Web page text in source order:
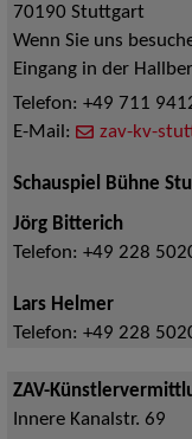
70190 Stuttgart
Wenn Sie uns
Eingang in der
Telefon: +49 711
E-Mail:
zav-kv-
Schauspiel Bühne
Jörg Bitterich
Telefon: +49 228
Lars Helmer
Telefon: +49 228
ZAV-
Innere Kanalstr. 69